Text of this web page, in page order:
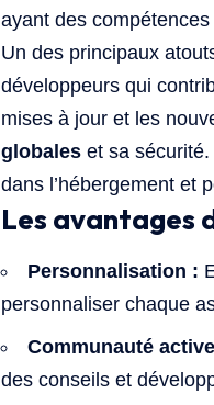
ayant des
Un des principaux
développeurs qui
mises à jour et les
globales et sa
dans l’hébergement et
Les avantages
Personnalisation :
personnaliser chaque
Communauté
des conseils et